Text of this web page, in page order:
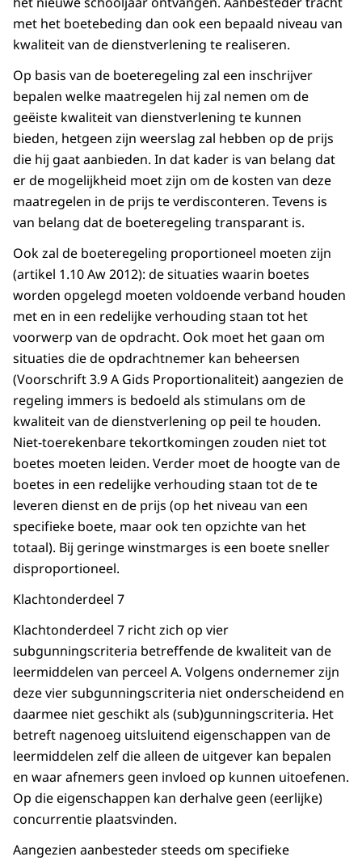
met het boetebeding dan ook een bepaald niveau van
kwaliteit van de dienstverlening te realiseren.
Op basis van de boeteregeling zal een inschrijver
bepalen welke maatregelen hij zal nemen om de
geëiste kwaliteit van dienstverlening te kunnen
bieden, hetgeen zijn weerslag zal hebben op de prijs
die hij gaat aanbieden. In dat kader is van belang dat
er de mogelijkheid moet zijn om de kosten van deze
maatregelen in de prijs te verdisconteren. Tevens is
van belang dat de boeteregeling transparant is.
Ook zal de boeteregeling proportioneel moeten zijn
(artikel 1.10 Aw 2012): de situaties waarin boetes
worden opgelegd moeten voldoende verband houden
met en in een redelijke verhouding staan tot het
voorwerp van de opdracht. Ook moet het gaan om
situaties die de opdrachtnemer kan beheersen
(Voorschrift 3.9 A Gids Proportionaliteit) aangezien de
regeling immers is bedoeld als stimulans om de
kwaliteit van de dienstverlening op peil te houden.
Niet-toerekenbare tekortkomingen zouden niet tot
boetes moeten leiden. Verder moet de hoogte van de
boetes in een redelijke verhouding staan tot de te
leveren dienst en de prijs (op het niveau van een
specifieke boete, maar ook ten opzichte van het
totaal). Bij geringe winstmarges is een boete sneller
disproportioneel.
Klachtonderdeel 7
Klachtonderdeel 7 richt zich op vier
subgunningscriteria betreffende de kwaliteit van de
leermiddelen van perceel A. Volgens ondernemer zijn
deze vier subgunningscriteria niet onderscheidend en
daarmee niet geschikt als (sub)gunningscriteria. Het
betreft nagenoeg uitsluitend eigenschappen van de
leermiddelen zelf die alleen de uitgever kan bepalen
en waar afnemers geen invloed op kunnen uitoefenen.
Op die eigenschappen kan derhalve geen (eerlijke)
concurrentie plaatsvinden.
Aangezien aanbesteder steeds om specifieke